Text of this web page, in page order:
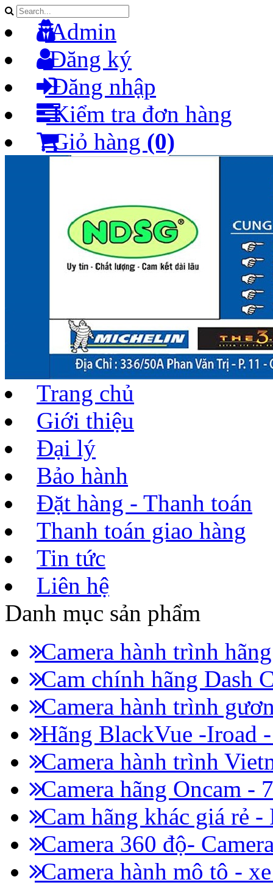
Admin
Đăng ký
Đăng nhập
Kiểm tra đơn hàng
Giỏ hàng (0)
Trang chủ
Giới thiệu
Đại lý
Bảo hành
Đặt hàng - Thanh toán
Thanh toán giao hàng
Tin tức
Liên hệ
Danh mục sản phẩm
Camera hành trình
Cam chính hãng Dash
Camera hành trình
Hãng BlackVue -Iroad
Camera hành trình
Camera hãng Oncam -
Cam hãng khác giá rẻ -
Camera 360 độ-
Camera hành mô tô -